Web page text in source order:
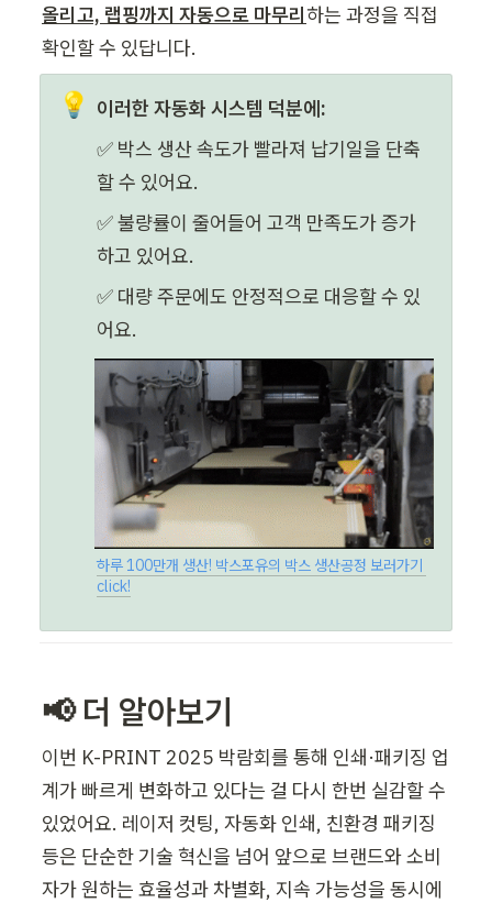
올리고, 랩핑까지 자동으로 마무리하는 과정을 직접
확인할 수 있답니다.
💡 이러한 자동화 시스템 덕분에:
✅ 박스 생산 속도가 빨라져 납기일을 단축
할 수 있어요.
✅ 불량률이 줄어들어 고객 만족도가 증가
하고 있어요.
✅ 대량 주문에도 안정적으로 대응할 수 있
어요.
하루 100만개 생산! 박스포유의 박스 생산공정 보러가기
click!
📢 더 알아보기
이번 K-PRINT 2025 박람회를 통해 인쇄·패키징 업
계가 빠르게 변화하고 있다는 걸 다시 한번 실감할 수
있었어요. 레이저 컷팅, 자동화 인쇄, 친환경 패키징
등은 단순한 기술 혁신을 넘어 앞으로 브랜드와 소비
자가 원하는 효율성과 차별화, 지속 가능성을 동시에